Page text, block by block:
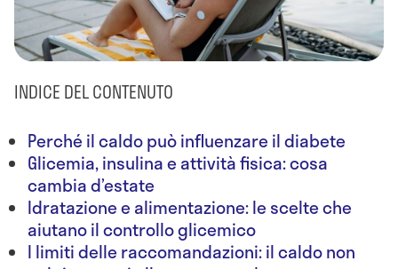
INDICE DEL CONTENUTO
Perché il caldo può influenzare il diabete
Glicemia, insulina e attività fisica: cosa
cambia d’estate
Idratazione e alimentazione: le scelte che
aiutano il controllo glicemico
I limiti delle raccomandazioni: il caldo non